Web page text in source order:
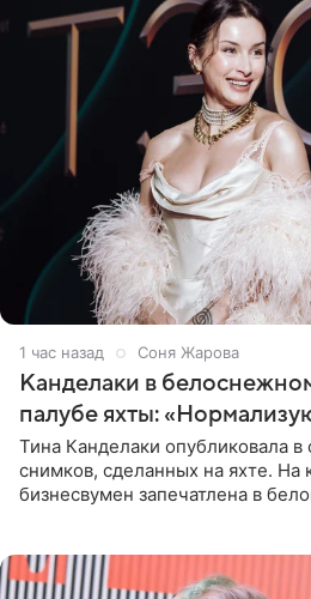
1 час назад Соня Жарова
Канделаки в
палубе яхты:
Тина Канделаки опубликовала
снимков, сделанных на яхте. На
бизнесвумен запечатлена в